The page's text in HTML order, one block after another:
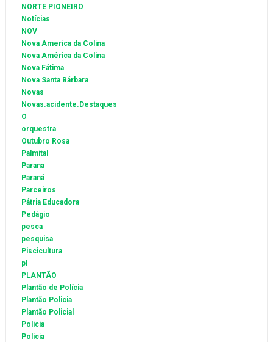
NORTE PIONEIRO
Notícias
NOV
Nova America da Colina
Nova América da Colina
Nova Fátima
Nova Santa Bárbara
Novas
Novas.acidente.Destaques
O
orquestra
Outubro Rosa
Palmital
Parana
Paraná
Parceiros
Pátria Educadora
Pedágio
pesca
pesquisa
Piscicultura
pl
PLANTÃO
Plantão de Polícia
Plantão Policia
Plantão Policial
Policia
Polícia